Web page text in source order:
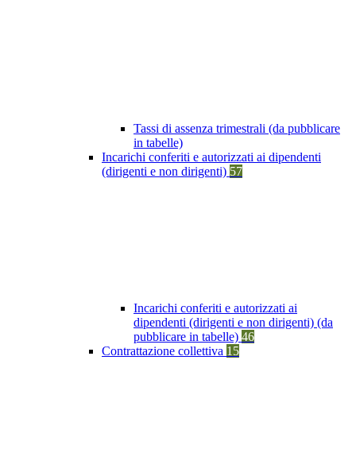
Tassi di assenza trimestrali (da pubblicare
in tabelle)
Incarichi conferiti e autorizzati ai dipendenti
(dirigenti e non dirigenti) 57
Incarichi conferiti e autorizzati ai
dipendenti (dirigenti e non dirigenti) (da
pubblicare in tabelle) 46
Contrattazione collettiva 15